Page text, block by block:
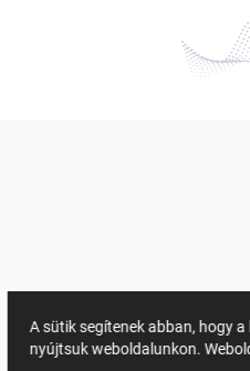
A sütik segítenek abban, hogy
nyújtsuk weboldalunkon.